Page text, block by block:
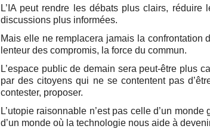
L’IA peut rendre les débats plus clairs,
discussions plus informées.
Mais elle ne remplacera jamais la confrontation
lenteur des compromis, la force du commun.
L’espace public de demain sera peut‑être plus
par des citoyens qui ne se contentent pas
contester, proposer.
L’utopie raisonnable n’est pas celle d’un
d’un monde où la technologie nous aide à